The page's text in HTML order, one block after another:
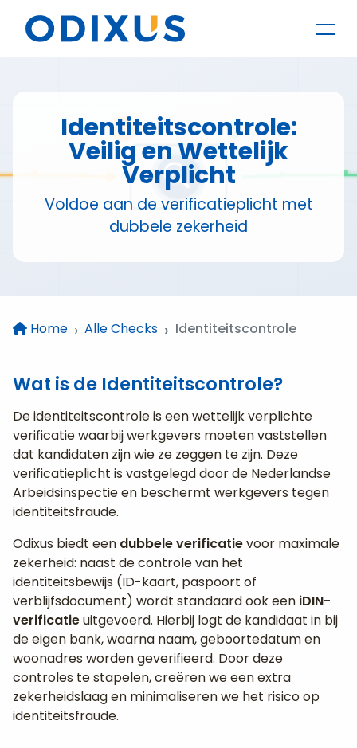
Identiteitscontrole:
Veilig en Wettelijk
Verplicht
Voldoe aan de verificatieplicht met
dubbele zekerheid
Home Alle Checks Identiteitscontrole
Wat is de Identiteitscontrole?
De identiteitscontrole is een wettelijk verplichte
verificatie waarbij werkgevers moeten vaststellen
dat kandidaten zijn wie ze zeggen te zijn. Deze
verificatieplicht is vastgelegd door de Nederlandse
Arbeidsinspectie en beschermt werkgevers tegen
identiteitsfraude.
Odixus biedt een dubbele verificatievoor maximale
zekerheid: naast de controle van het
identiteitsbewijs (ID-kaart, paspoort of
verblijfsdocument) wordt standaard ook een iDIN-
verificatieuitgevoerd. Hierbij logt de kandidaat in bij
de eigen bank, waarna naam, geboortedatum en
woonadres worden geverifieerd. Door deze
controles te stapelen, creëren we een extra
zekerheidslaag en minimaliseren we het risico op
identiteitsfraude.